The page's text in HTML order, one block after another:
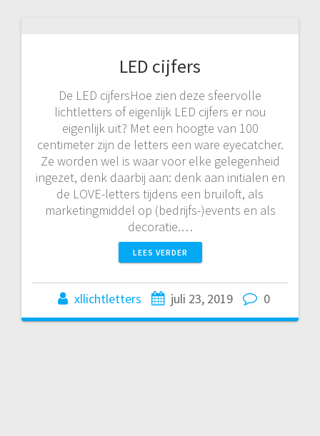
LED cijfers
De LED cijfersHoe zien deze sfeervolle
lichtletters of eigenlijk LED cijfers er nou
eigenlijk uit? Met een hoogte van 100
centimeter zijn de letters een ware eyecatcher.
Ze worden wel is waar voor elke gelegenheid
ingezet, denk daarbij aan: denk aan initialen en
de LOVE-letters tijdens een bruiloft, als
marketingmiddel op (bedrijfs-)events en als
decoratie.…
LEES VERDER
xllichtletters juli 23, 2019 0